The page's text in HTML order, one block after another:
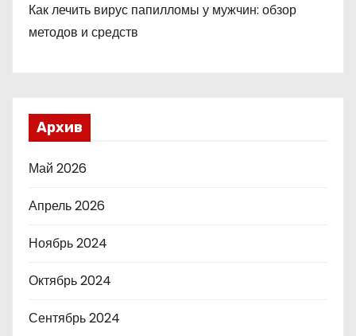
Как лечить вирус папилломы у мужчин: обзор
методов и средств
Архив
Май 2026
Апрель 2026
Ноябрь 2024
Октябрь 2024
Сентябрь 2024